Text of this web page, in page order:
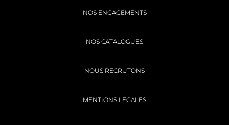
NOS ENGAGEMENTS
NOS CATALOGUES
NOUS RECRUTONS
MENTIONS LEGALES